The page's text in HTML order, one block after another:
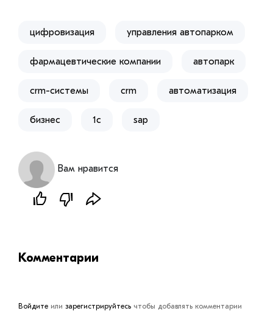
цифровизация управления автопарком
фармацевтические компании автопарк
crm-системы crm автоматизация
бизнес 1с sap
Вам нравится
Комментарии
Войдите или зарегистрируйтесь чтобы добавлять комментарии